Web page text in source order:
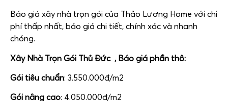
Báo giá xây nhà trọn gói của Thảo Lương Home với chi
phí thấp nhất, báo giá chi tiết, chính xác và nhanh
chóng.
Xây Nhà Trọn Gói Thủ Đức , Báo giá phần thô:
Gói tiêu chuẩn: 3.550.000đ/m2
Gói nâng cao: 4.050.000đ/m2